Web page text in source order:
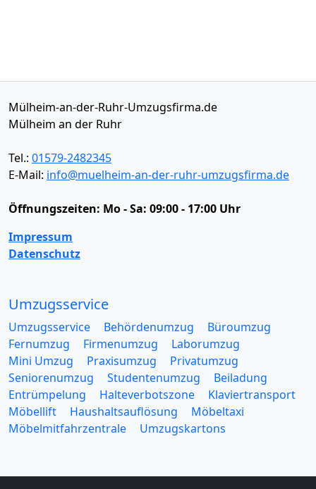
Mülheim-an-der-Ruhr-Umzugsfirma.de
Mülheim an der Ruhr
Tel.: 01579-2482345
E-Mail: info@muelheim-an-der-ruhr-umzugsfirma.de
Öffnungszeiten: Mo - Sa: 09:00 - 17:00 Uhr
Impressum
Datenschutz
Umzugsservice
Umzugsservice Behördenumzug
Büroumzug
Fernumzug
Firmenumzug
Laborumzug
Mini Umzug
Praxisumzug
Privatumzug
Seniorenumzug
Studentenumzug
Beiladung
Entrümpelung
Halteverbotszone
Klaviertransport
Möbellift
Haushaltsauflösung
Möbeltaxi
Möbelmitfahrzentrale
Umzugskartons